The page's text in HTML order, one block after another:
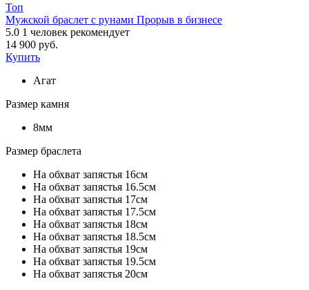
Топ
Мужской браслет с рунами Прорыв в бизнесе
5.0 1 человек рекомендует
14 900 руб.
Купить
Агат
Размер камня
8мм
Размер браслета
На обхват запястья 16см
На обхват запястья 16.5см
На обхват запястья 17см
На обхват запястья 17.5см
На обхват запястья 18см
На обхват запястья 18.5см
На обхват запястья 19см
На обхват запястья 19.5см
На обхват запястья 20см